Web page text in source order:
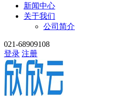
新闻中心
关于我们
公司简介
021-68909108
登录 注册